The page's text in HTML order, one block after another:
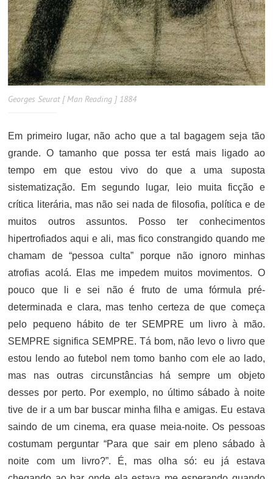
Georges Seurat [ Man Reading ] 1884
Em primeiro lugar, não acho que a tal bagagem seja tão
grande. O tamanho que possa ter está mais ligado ao
tempo em que estou vivo do que a uma suposta
sistematização. Em segundo lugar, leio muita ficção e
crítica literária, mas não sei nada de filosofia, política e de
muitos outros assuntos. Posso ter conhecimentos
hipertrofiados aqui e ali, mas fico constrangido quando me
chamam de “pessoa culta” porque não ignoro minhas
atrofias acolá. Elas me impedem muitos movimentos. O
pouco que li e sei não é fruto de uma fórmula pré-
determinada e clara, mas tenho certeza de que começa
pelo pequeno hábito de ter SEMPRE um livro à mão.
SEMPRE significa SEMPRE. Tá bom, não levo o livro que
estou lendo ao futebol nem tomo banho com ele ao lado,
mas nas outras circunstâncias há sempre um objeto
desses por perto. Por exemplo, no último sábado à noite
tive de ir a um bar buscar minha filha e amigas. Eu estava
saindo de um cinema, era quase meia-noite. Os pessoas
costumam perguntar “Para que sair em pleno sábado à
noite com um livro?”. É, mas olha só: eu já estava